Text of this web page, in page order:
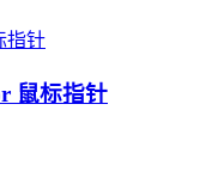
鼠标指针